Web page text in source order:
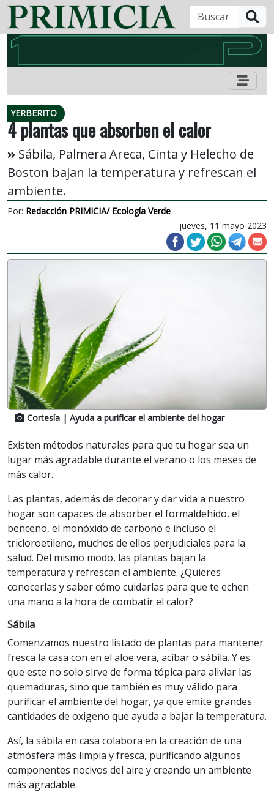
YERBERITO
4 plantas que absorben el calor
Sábila, Palmera Areca, Cinta y Helecho de
Boston bajan la temperatura y refrescan el
ambiente.
Por: Redacción PRIMICIA/ Ecología Verde
jueves, 11 mayo 2023
Cortesía | Ayuda a purificar el ambiente del hogar
Existen métodos naturales para que tu hogar sea un
lugar más agradable durante el verano o los meses de
más calor.
Las plantas, además de decorar y dar vida a nuestro
hogar son capaces de absorber el formaldehído, el
benceno, el monóxido de carbono e incluso el
tricloroetileno, muchos de ellos perjudiciales para la
salud. Del mismo modo, las plantas bajan la
temperatura y refrescan el ambiente. ¿Quieres
conocerlas y saber cómo cuidarlas para que te echen
una mano a la hora de combatir el calor?
Sábila
Comenzamos nuestro listado de plantas para mantener
fresca la casa con en el aloe vera, acíbar o sábila. Y es
que este no solo sirve de forma tópica para aliviar las
quemaduras, sino que también es muy válido para
purificar el ambiente del hogar, ya que emite grandes
cantidades de oxigeno que ayuda a bajar la temperatura.
Así, la sábila en casa colabora en la creación de una
atmósfera más limpia y fresca, purificando algunos
componentes nocivos del aire y creando un ambiente
más agradable.